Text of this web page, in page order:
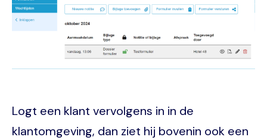
Logt een klant vervolgens in in de
klantomgeving, dan ziet hij bovenin ook een